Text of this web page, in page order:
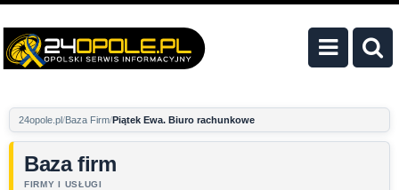
24opole.pl Baza Firm Piątek Ewa. Biuro rachunkowe
Baza firm
FIRMY I USŁUGI